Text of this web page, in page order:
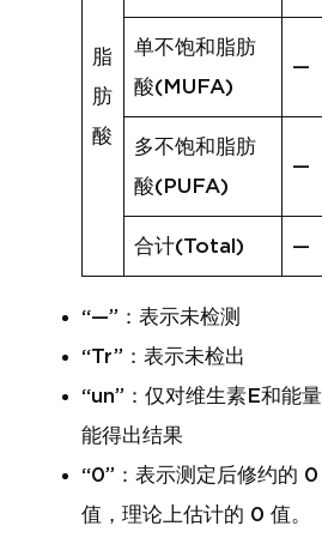
脂
肪
酸
单不饱和脂肪
酸(MUFA)
—
多不饱和脂肪
酸(PUFA)
—
合计(Total) —
“—”：表示未检测
“Tr”：表示未检出
“un”：仅对维生素E和能
能得出结果
“0”：表示测定后修约的
值，理论上估计的 0 值。